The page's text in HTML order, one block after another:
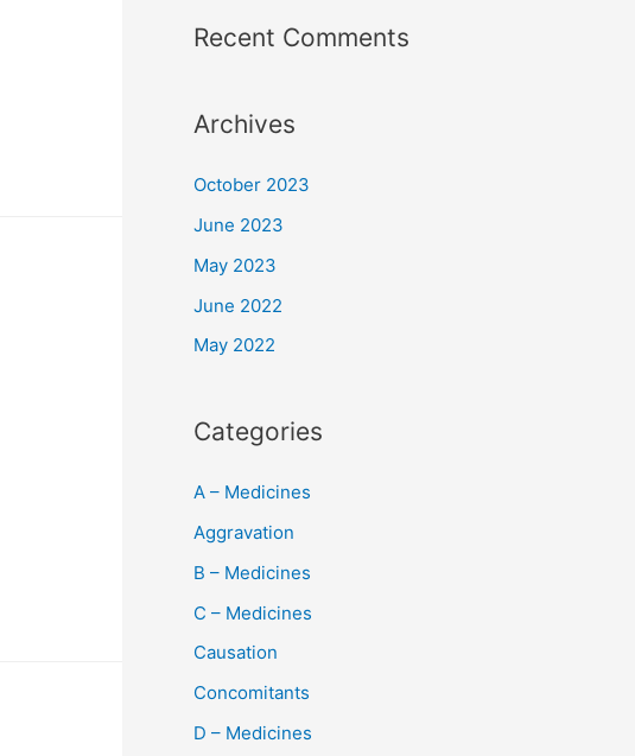
Recent Comments
Archives
October 2023
June 2023
May 2023
June 2022
May 2022
Categories
A – Medicines
Aggravation
B – Medicines
C – Medicines
Causation
Concomitants
D – Medicines